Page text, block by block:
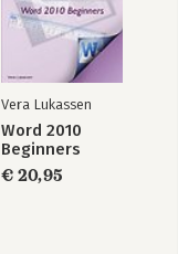
Vera Lukassen
Word 2010
Beginners
€ 20,95